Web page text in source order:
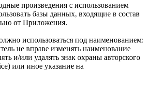
произведения с использованием
базы данных, входящие в состав
от Приложения.
использоваться под наименованием:
не вправе изменять наименование
и/или удалять знак охраны авторского
или иное указание на